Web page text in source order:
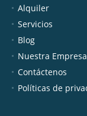
Alquiler
Servicios
Blog
Nuestra Empresa
Contáctenos
Políticas de